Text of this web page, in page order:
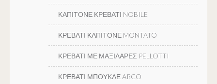
ΚΑΠΙΤΟΝΕ ΚΡΕΒΑΤΙ NOBILE
ΚΡΕΒΑΤΙ ΚΑΠΙΤΟΝΕ MONTATO
ΚΡΕΒΑΤΙ ΜΕ ΜΑΞΙΛΑΡΕΣ PELLOTTI
ΚΡΕΒΑΤΙ ΜΠΟΥΚΛΕ ARCO